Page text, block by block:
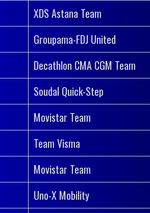
XDS Astana Team
Groupama-FDJ United
Decathlon CMA CGM Team
Soudal Quick-Step
Movistar Team
Team Visma
Movistar Team
Uno-X Mobility